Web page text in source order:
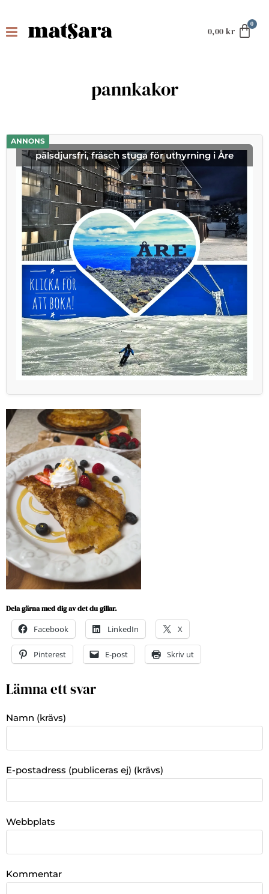
0,00 kr
pannkakor
ANNONS
pälsdjursfri, fräsch stuga för uthyrning i Åre
Dela gärna med dig av det du gillar.
Facebook LinkedIn X
Pinterest E-post Skriv ut
Lämna ett svar
Namn (krävs)
E-postadress (publiceras ej) (krävs)
Webbplats
Kommentar